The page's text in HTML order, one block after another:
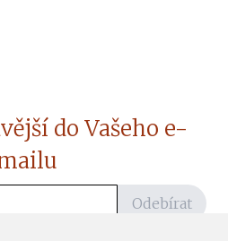
do Vašeho e-
Odebírat
zpráv ze ČtiDoma.cz do mé e-